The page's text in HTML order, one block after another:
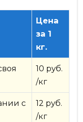
Цена
за 1
кг.
10 руб.
/кг
с
12 руб.
/кг